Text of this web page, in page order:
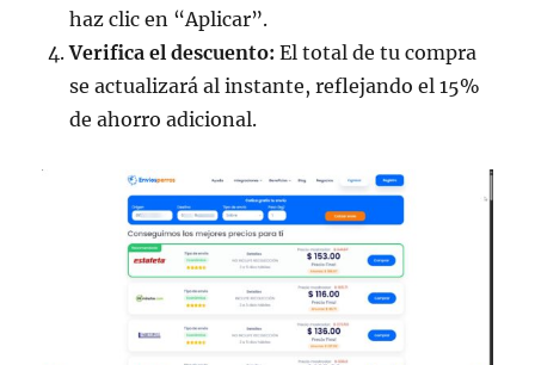
haz clic en “Aplicar”.
Verifica el descuento: El total de tu compra
se actualizará al instante, reflejando el 15%
de ahorro adicional.